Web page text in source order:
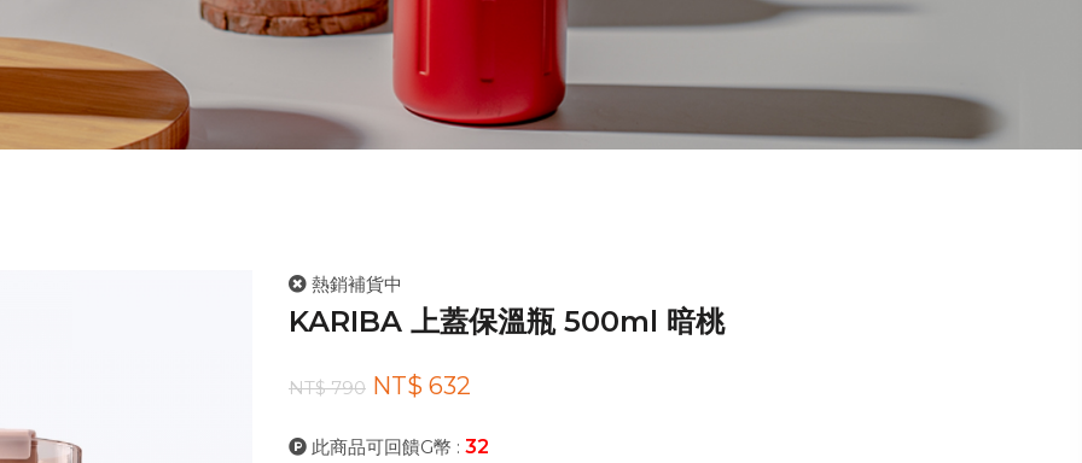
熱銷補貨中
KARIBA 上蓋保溫瓶 500ml 暗桃
NT$ 790 NT$ 632
此商品可回饋G幣 : 32